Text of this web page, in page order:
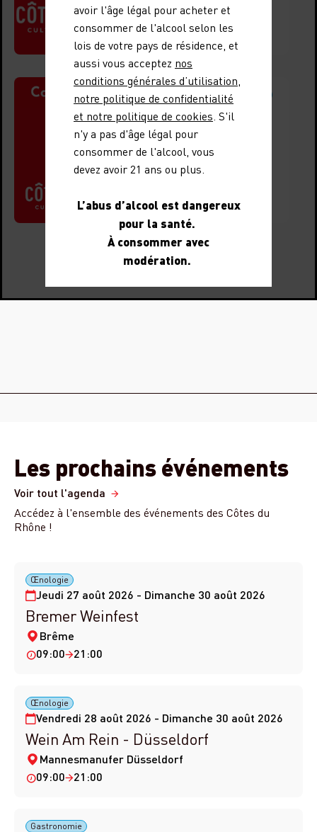
Rhône
Voir le document
18 avril 2025
Communiqué de presse
Communiqué
de presse Live
CDR 2025
Voir le document
Les prochains événements
Voir tout l'agenda
Accédez à l'ensemble des événements des Côtes du
Rhône !
Jeudi 27 août 2026 - Dimanche 30 août 2026
Œnologie
Bremer Weinfest
Brême
09:00
21:00
Vendredi 28 août 2026 - Dimanche 30 août 2026
Œnologie
Wein Am Rein - Düsseldorf
Mannesmanufer Düsseldorf
09:00
21:00
Gastronomie
avoir l'âge légal pour acheter et
consommer de l'alcool selon les
lois de votre pays de résidence, et
aussi vous acceptez nos
conditions générales d’utilisation,
notre politique de confidentialité
et notre politique de cookies. S'il
n'y a pas d'âge légal pour
consommer de l'alcool, vous
devez avoir 21 ans ou plus.
L’abus d’alcool est dangereux
pour la santé.
À consommer avec
modération.